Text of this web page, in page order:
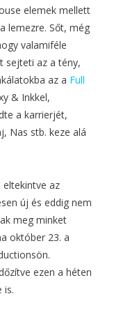
elemek mellett
lemezre. Sőt, még
valamiféle
sejteti az a tény,
az a Full
& Inkkel,
a karrierjét,
Nas stb. keze alá
az
új és eddig nem
meg minket
október 23. a
ezen a héten
is.